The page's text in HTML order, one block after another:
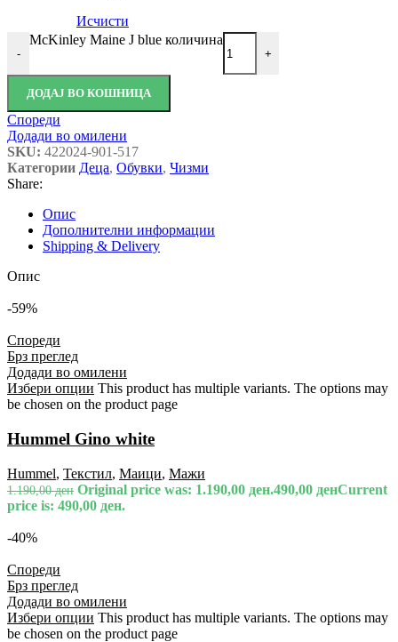
Исчисти
-
McKinley Maine J blue количина
+
ДОДАЈ ВО КОШНИЦА
Спореди
Додади во омилени
SKU: 422024-901-517
Категории Деца, Обувки, Чизми
Share:
Опис
Дополнителни информации
Shipping & Delivery
Опис
-59%
Спореди
Брз преглед
Додади во омилени
Избери опции This product has multiple variants. The options may
be chosen on the product page
Hummel Gino white
Hummel, Текстил, Маици, Мажи
1.190,00ден Original price was: 1.190,00 ден.490,00 денCurrent
price is: 490,00 ден.
-40%
Спореди
Брз преглед
Додади во омилени
Избери опции This product has multiple variants. The options may
be chosen on the product page